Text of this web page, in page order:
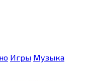
Игры Музыка